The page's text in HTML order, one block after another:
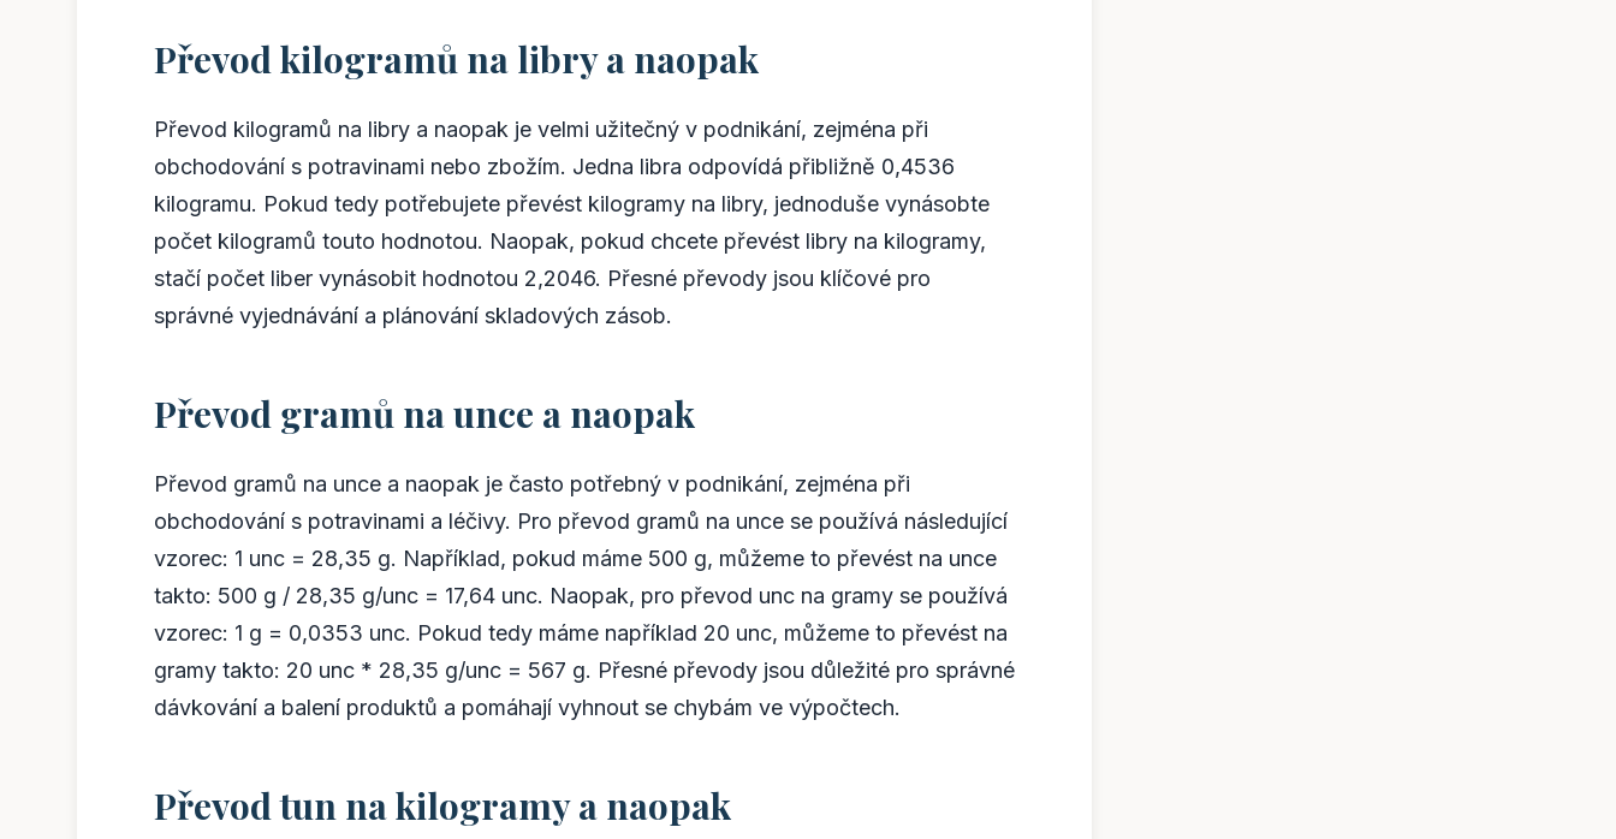
Převod kilogramů na libry a naopak
Převod kilogramů na libry a naopak je velmi užitečný v podnikání, zejména při
obchodování s potravinami nebo zbožím. Jedna libra odpovídá přibližně 0,4536
kilogramu. Pokud tedy potřebujete převést kilogramy na libry, jednoduše vynásobte
počet kilogramů touto hodnotou. Naopak, pokud chcete převést libry na kilogramy,
stačí počet liber vynásobit hodnotou 2,2046. Přesné převody jsou klíčové pro
správné vyjednávání a plánování skladových zásob.
Převod gramů na unce a naopak
Převod gramů na unce a naopak je často potřebný v podnikání, zejména při
obchodování s potravinami a léčivy. Pro převod gramů na unce se používá následující
vzorec: 1 unc = 28,35 g. Například, pokud máme 500 g, můžeme to převést na unce
takto: 500 g / 28,35 g/unc = 17,64 unc. Naopak, pro převod unc na gramy se používá
vzorec: 1 g = 0,0353 unc. Pokud tedy máme například 20 unc, můžeme to převést na
gramy takto: 20 unc * 28,35 g/unc = 567 g. Přesné převody jsou důležité pro správné
dávkování a balení produktů a pomáhají vyhnout se chybám ve výpočtech.
Převod tun na kilogramy a naopak